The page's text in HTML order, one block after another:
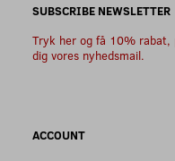
SUBSCRIBE NEWSLETTER
Tryk her og få 10%
dig vores nyhedsmail.
ACCOUNT